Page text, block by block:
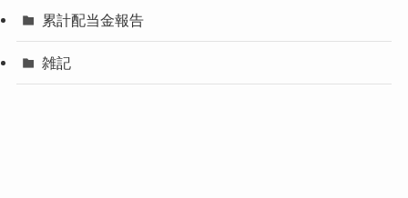
累計配当金報告
雑記